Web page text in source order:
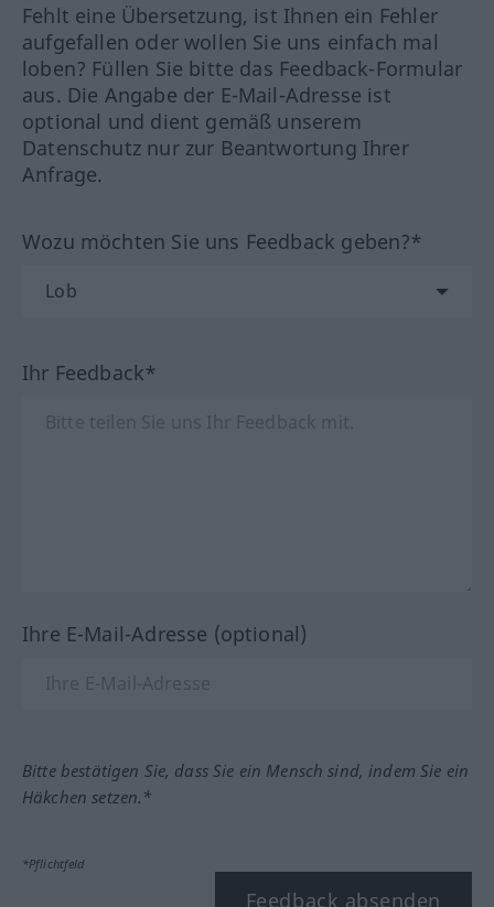
Fehlt eine Übersetzung, ist Ihnen ein Fehler
aufgefallen oder wollen Sie uns einfach mal
loben? Füllen Sie bitte das Feedback-Formular
aus. Die Angabe der E-Mail-Adresse ist
optional und dient gemäß unserem
Datenschutz nur zur Beantwortung Ihrer
Anfrage.
Wozu möchten Sie uns Feedback geben?*
Ihr Feedback*
Ihre E-Mail-Adresse (optional)
Bitte bestätigen Sie, dass Sie ein Mensch sind, indem Sie ein
Häkchen setzen.*
*Pflichtfeld
Feedback absenden